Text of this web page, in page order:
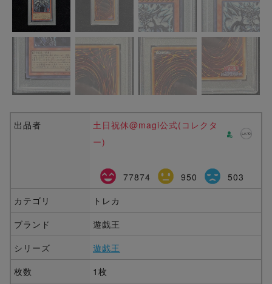
出品者
土日祝休@magi公式(コレクタ
ー)
77874 950
503
カテゴリ
トレカ
ブランド
遊戯王
シリーズ
遊戯王
枚数
1枚